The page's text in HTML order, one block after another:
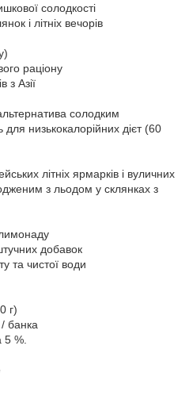
солодкості
і літніх вечорів
раціону
з Азії
солодким
низькокалорійних дієт (60
літніх ярмарків і вуличних
з льодом у склянках з
добавок
та чистої води
г)
банка
%.